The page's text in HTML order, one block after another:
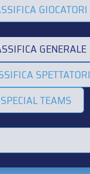
GIOCATORI
GENERALE
SPETTATORI
SPECIAL TEAMS